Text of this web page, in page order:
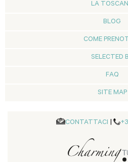
LA
BLOG
COME
SELECTED
FAQ
SITE MAP
CONTATTACI |